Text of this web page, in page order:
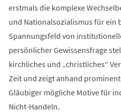
erstmals die komplexe
und Nationalsozialismus für ein
Spannungsfeld von
persönlicher Gewissensfrage
kirchliches und „christliches“
Zeit und zeigt anhand
Gläubiger mögliche Motive für
Nicht-Handeln.